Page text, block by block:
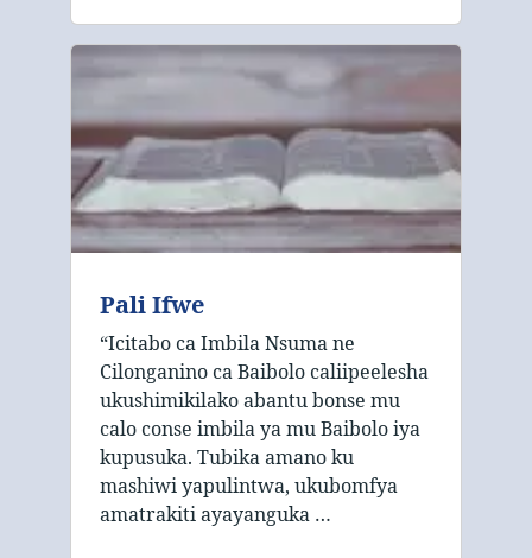
Pali Ifwe
“Icitabo ca Imbila Nsuma ne
Cilonganino ca Baibolo caliipeelesha
ukushimikilako abantu bonse mu
calo conse imbila ya mu Baibolo iya
kupusuka. Tubika amano ku
mashiwi yapulintwa, ukubomfya
amatrakiti ayayanguka …